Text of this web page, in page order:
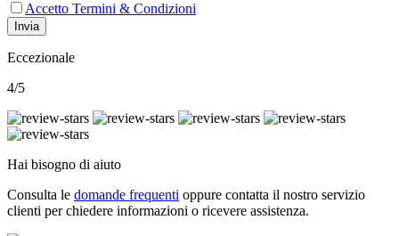
Accetto Termini & Condizioni
Invia
Eccezionale
4/5
Hai bisogno di aiuto
Consulta le domande frequenti oppure contatta il nostro servizio
clienti per chiedere informazioni o ricevere assistenza.